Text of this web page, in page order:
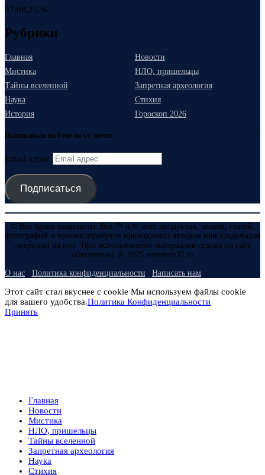
07.08.2026
Рубрики
Главная
Новости
Мистика
НЛО, пришельцы
Тайны вселенной
Запретная археология
Наука
Стихия
История
Гороскоп 2026
Подписаться на блог по эл. почте
Email адрес
Подписаться
© Все права защищены. Все ™ и © всех продуктов, знаков, статей,
фотографий и прочих атрибутов принадлежат авторам или владельцам
лицензий на них. При использовании материалов ссылка на сайт
обязательна. © 2025 evmenov37.ru
О нас Политика конфиденциальности Написать нам
Этот сайт стал вкуснее с cookie Мы используем файлы cookie
для вашего удобства.Политика Конфиденциальности
Принять
Главная
Новости
Мистика
НЛО, пришельцы
Тайны вселенной
Запретная археология
Наука
Стихия